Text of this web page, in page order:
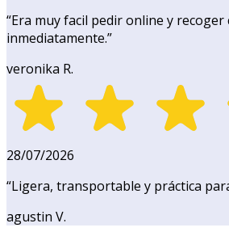
“Era muy facil pedir online y recoger
inmediatamente.”
veronika R.
28/07/2026
“Ligera, transportable y práctica
agustin V.